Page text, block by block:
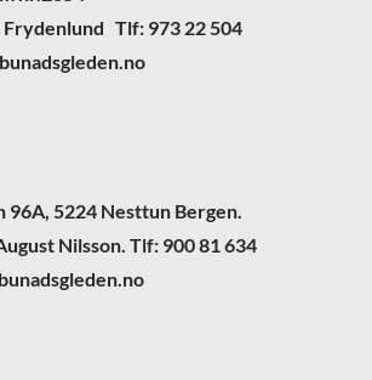
Tlf: 973 22 504
96A, 5224 Nesttun Bergen.
Nilsson. Tlf: 900 81 634